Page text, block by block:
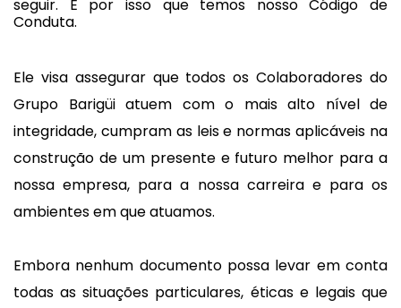
seguir. É por isso que temos nosso Código de
Conduta.
Ele visa assegurar que todos os Colaboradores do
Grupo Barigüi atuem com o mais alto nível de
integridade, cumpram as leis e normas aplicáveis na
construção de um presente e futuro melhor para a
nossa empresa, para a nossa carreira e para os
ambientes em que atuamos.
Embora nenhum documento possa levar em conta
todas as situações particulares, éticas e legais que